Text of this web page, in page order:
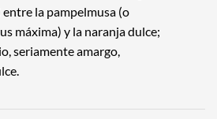
la pampelmusa (o
máxima) y la naranja dulce;
seriamente amargo,